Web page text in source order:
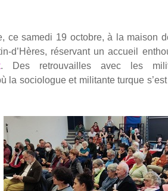
ce same­di 19 octobre, à la mai­son
réser­vant un accueil
. Des retrou­vailles avec les
la socio­logue et mili­tante turque